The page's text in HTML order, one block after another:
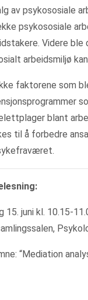
av psykososiale
psykososiale
Videre
arbeidsmiljø
faktorene som
blant
til å forbedre
15. juni kl. 10.15-
“Mediation